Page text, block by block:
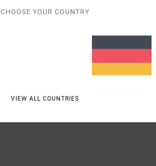
%
CHOOSE YOUR COUNTRY
VIEW ALL COUNTRIES